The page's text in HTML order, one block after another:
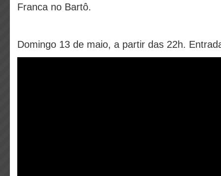
Franca no Bartô.
Domingo 13 de maio, a partir das 22h.